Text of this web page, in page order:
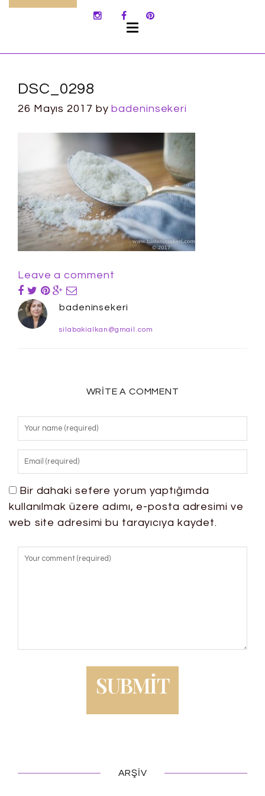
DSC_0298
26 Mayıs 2017 bybadeninsekeri
Leave a comment
badeninsekeri
silabakialkan@gmail.com
WRITE A COMMENT
Bir dahaki sefere yorum yaptığımda
kullanılmak üzere adımı, e-posta adresimi ve
web site adresimi bu tarayıcıya kaydet.
ARŞIV